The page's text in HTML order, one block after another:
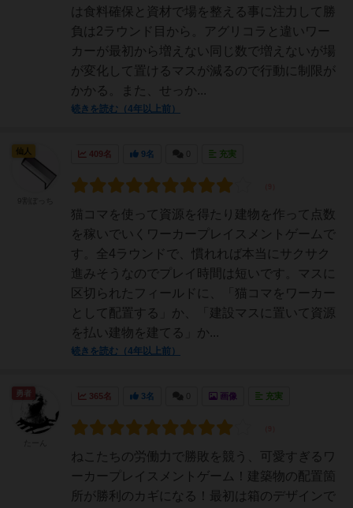
は食料確保と資材で場を整える事に注力して勝
負は2ラウンド目から。アグリコラと違いワー
カーが最初から増えない同じ数で増えないが場
が変化して置けるマスが減るので行動に制限が
かかる。また、せっか...
続きを読む（4年以上前）
409名 9名 充実
猫コマを使って資源を得たり建物を作って点数
を稼いでいくワーカープレイスメントゲームで
す。全4ラウンドで、慣れれば本当にサクサク
進みそうなのでプレイ時間は短いです。マスに
区切られたフィールドに、「猫コマをワーカー
として配置する」か、「建設マスに置いて資源
を払い建物を建てる」か...
続きを読む（4年以上前）
仙人
365名 3名 画像 充実
ねこたちの労働力で勝敗を競う、可愛すぎるワ
ーカープレイスメントゲーム！建築物の配置箇
所が勝利のカギになる！最初は箱のデザインで
勇者